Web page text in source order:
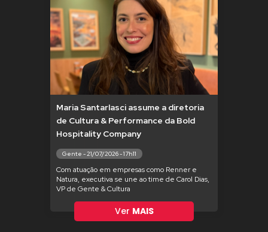
Maria Santarlasci assume a diretoria
de Cultura & Performance da Bold
Hospitality Company
Gente - 21/07/2026 - 17h11
Com atuação em empresas como Renner e
Natura, executiva se une ao time de Carol Dias,
VP de Gente & Cultura
Ver MAIS